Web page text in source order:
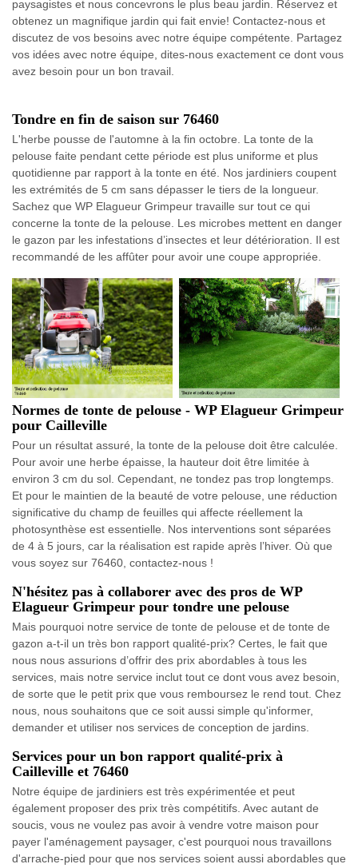
paysagistes et nous concevrons le plus beau jardin. Réservez et
obtenez un magnifique jardin qui fait envie! Contactez-nous et
discutez de vos besoins avec notre équipe compétente. Partagez
vos idées avec notre équipe, dites-nous exactement ce dont vous
avez besoin pour un bon travail.
Tondre en fin de saison sur 76460
L'herbe pousse de l'automne à la fin octobre. La tonte de la
pelouse faite pendant cette période est plus uniforme et plus
quotidienne par rapport à la tonte en été. Nos jardiniers coupent
les extrémités de 5 cm sans dépasser le tiers de la longueur.
Sachez que WP Elagueur Grimpeur travaille sur tout ce qui
concerne la tonte de la pelouse. Les microbes mettent en danger
le gazon par les infestations d’insectes et leur détérioration. Il est
recommandé de les affûter pour avoir une coupe appropriée.
Normes de tonte de pelouse - WP Elagueur Grimpeur
pour Cailleville
Pour un résultat assuré, la tonte de la pelouse doit être calculée.
Pour avoir une herbe épaisse, la hauteur doit être limitée à
environ 3 cm du sol. Cependant, ne tondez pas trop longtemps.
Et pour le maintien de la beauté de votre pelouse, une réduction
significative du champ de feuilles qui affecte réellement la
photosynthèse est essentielle. Nos interventions sont séparées
de 4 à 5 jours, car la réalisation est rapide après l’hiver. Où que
vous soyez sur 76460, contactez-nous !
N'hésitez pas à collaborer avec des pros de WP
Elagueur Grimpeur pour tondre une pelouse
Mais pourquoi notre service de tonte de pelouse et de tonte de
gazon a-t-il un très bon rapport qualité-prix? Certes, le fait que
nous nous assurions d’offrir des prix abordables à tous les
services, mais notre service inclut tout ce dont vous avez besoin,
de sorte que le petit prix que vous remboursez le rend tout. Chez
nous, nous souhaitons que ce soit aussi simple qu'informer,
demander et utiliser nos services de conception de jardins.
Services pour un bon rapport qualité-prix à
Cailleville et 76460
Notre équipe de jardiniers est très expérimentée et peut
également proposer des prix très compétitifs. Avec autant de
soucis, vous ne voulez pas avoir à vendre votre maison pour
payer l'aménagement paysager, c'est pourquoi nous travaillons
d'arrache-pied pour que nos services soient aussi abordables que